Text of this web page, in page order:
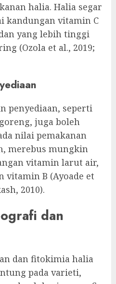
halia. Halia segar
kandungan vitamin C
yang lebih tinggi
(Ozola et al., 2019;
penyediaan, seperti
juga boleh
nilai pemakanan
merebus mungkin
vitamin larut air,
vitamin B (Ayoade et
2010).
dan
dan fitokimia halia
pada varieti,